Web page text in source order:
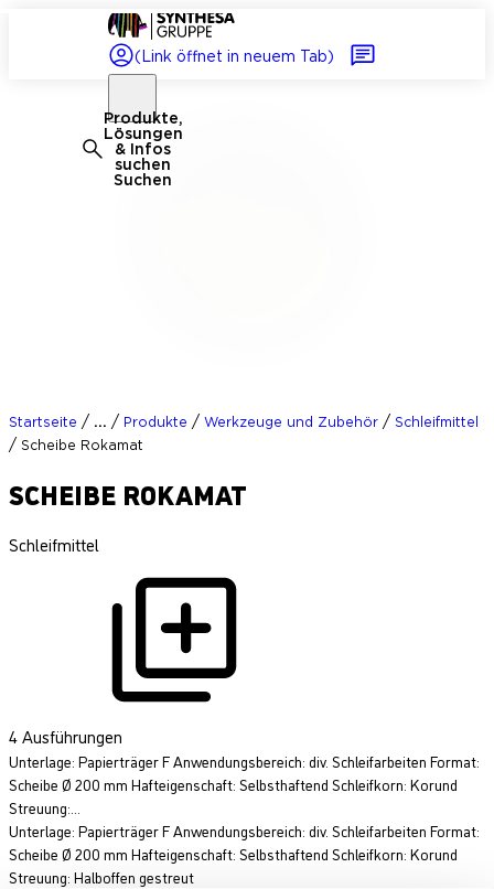
(Link öffnet in neuem Tab)
Produkte,
Lösungen
& Infos
suchen
Suchen
Startseite / ... / Produkte / Werkzeuge und Zubehör / Schleifmittel
/ Scheibe Rokamat
SCHEIBE ROKAMAT
Schleifmittel
4 Ausführungen
Unterlage: Papierträger F Anwendungsbereich: div. Schleifarbeiten Format:
Scheibe Ø 200 mm Hafteigenschaft: Selbsthaftend Schleifkorn: Korund
Streuung:...
Unterlage: Papierträger F Anwendungsbereich: div. Schleifarbeiten Format:
Scheibe Ø 200 mm Hafteigenschaft: Selbsthaftend Schleifkorn: Korund
Streuung: Halboffen gestreut